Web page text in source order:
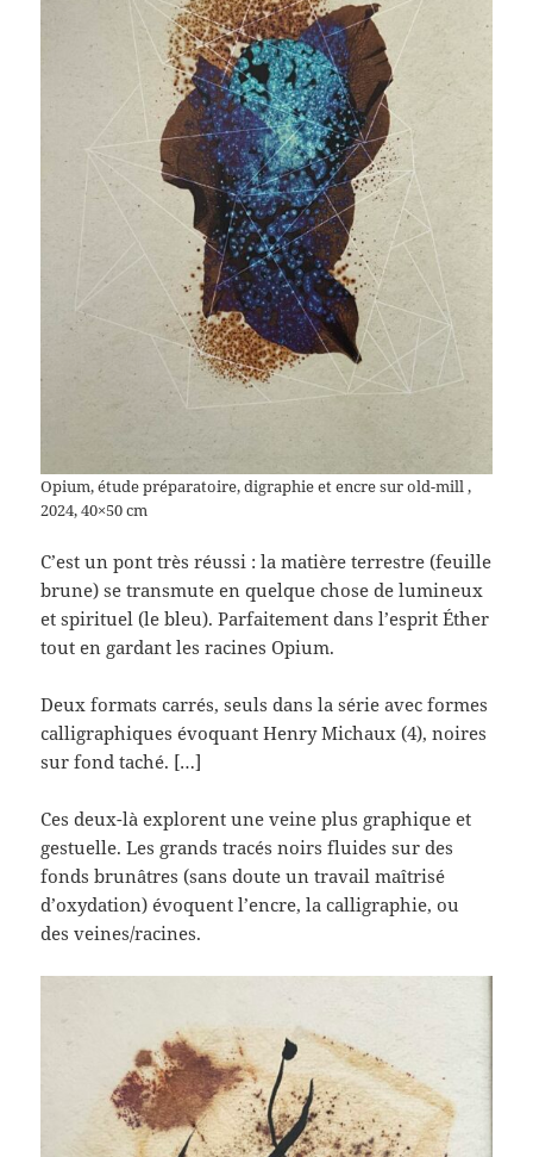
Opium, étude préparatoire, digraphie et encre sur old-mill ,
2024, 40×50 cm
C’est un pont très réussi : la matière terrestre (feuille
brune) se transmute en quelque chose de lumineux
et spirituel (le bleu). Parfaitement dans l’esprit Éther
tout en gardant les racines Opium.
Deux formats carrés, seuls dans la série avec formes
calligraphiques évoquant Henry Michaux (4), noires
sur fond taché. […]
Ces deux-là explorent une veine plus graphique et
gestuelle. Les grands tracés noirs fluides sur des
fonds brunâtres (sans doute un travail maîtrisé
d’oxydation) évoquent l’encre, la calligraphie, ou
des veines/racines.